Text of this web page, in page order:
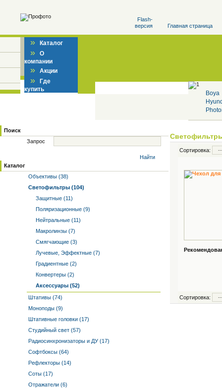
Flash-
версия
Главная страница
» Каталог
» О
компании
» Акции
» Где
купить
Boya
Поиск
Запрос
Найти
Каталог
Объективы (38)
Светофильтры (104)
Защитные (11)
Поляризационные (9)
Нейтральные (11)
Макролинзы (7)
Смягчающие (3)
Лучевые, Эффектные (7)
Градиентные (2)
Конвертеры (2)
Аксессуары (52)
Штативы (74)
Моноподы (9)
Штативные головки (17)
Студийный свет (57)
Радиосинхронизаторы и ДУ (17)
Софтбоксы (64)
Рефлекторы (14)
Соты (17)
Отражатели (6)
Сортировка:
Сортировка: